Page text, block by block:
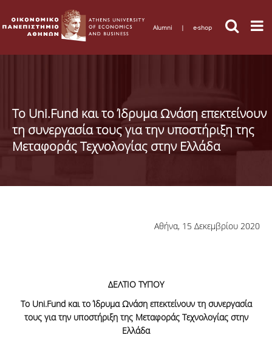
Alumni | e-shop
Το Uni.Fund και το Ίδρυμα Ωνάση επεκτείνουν
τη συνεργασία τους για την υποστήριξη της
Μεταφοράς Τεχνολογίας στην Ελλάδα
Αθήνα, 15 Δεκεμβρίου 2020
ΔΕΛΤΙΟ ΤΥΠΟΥ
Το Uni.Fund και το Ίδρυμα Ωνάση επεκτείνουν τη συνεργασία
τους για την υποστήριξη της Μεταφοράς Τεχνολογίας στην
Ελλάδα